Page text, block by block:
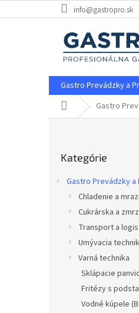
na
info@gastropro.sk
Gastro Prevádzky a
Domov Gastro
kategórie
Kategórie
Gastro Prevádzky a
Chladenie a
Cukrárska a
Transport a
Umývacia
Varná technika
Sklápacie
Fritézy s
Vodné kúpele